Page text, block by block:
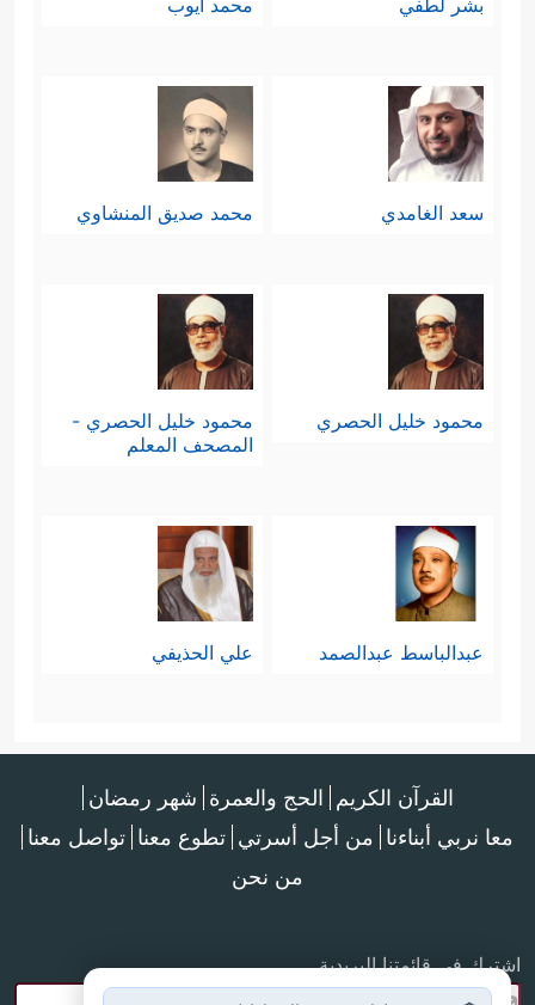
بشر لطفي محمد أيوب
سعد الغامدي محمد صديق المنشاوي
محمود خليل الحصري
محمود خليل الحصري -
المصحف المعلم
عبدالباسط عبدالصمد علي الحذيفي
القرآن الكريم الحج والعمرة شهر رمضان
معا نربي أبناءنا من أجل أسرتي تطوع معنا تواصل معنا
من نحن
اشترك في قائمتنا البريدية